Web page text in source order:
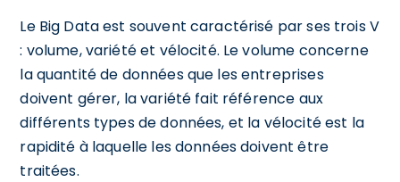
Le Big Data est souvent caractérisé par ses trois V
: volume, variété et vélocité. Le volume concerne
la quantité de données que les entreprises
doivent gérer, la variété fait référence aux
différents types de données, et la vélocité est la
rapidité à laquelle les données doivent être
traitées.